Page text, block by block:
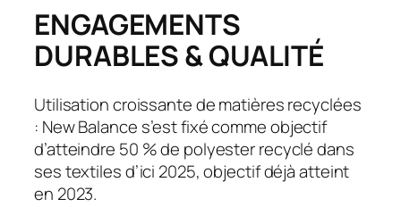
ENGAGEMENTS
DURABLES & QUALITÉ
Utilisation croissante de matières recyclées
: New Balance s’est fixé comme objectif
d’atteindre 50 % de polyester recyclé dans
ses textiles d’ici 2025, objectif déjà atteint
en 2023.